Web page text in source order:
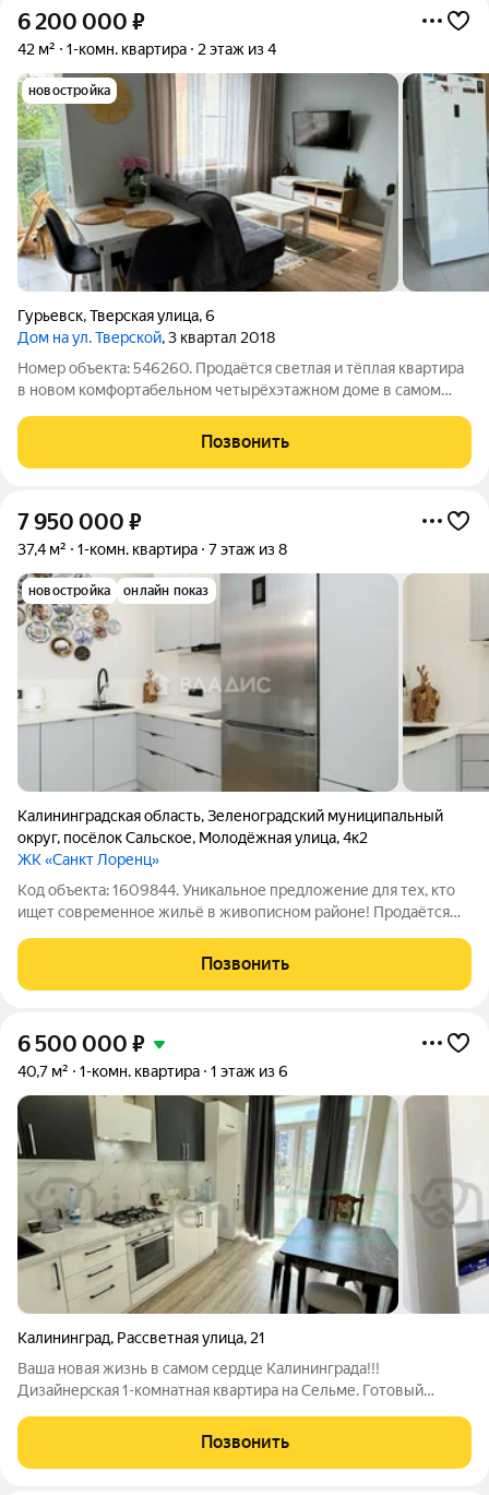
6 200 000 ₽
42 м² 1-комн. квартира 2 этаж из 4
новостройка
Гурьевск,Тверская улица,6
Дом на ул. Тверской, 3 квартал 2018
Номер объекта: 546260. Продаётся светлая и тёплая квартира
в новом комфортабельном четырёхэтажном доме в самом
комфорт, тишину и близость к природе. О квартире: Общая
площадь: 41 м2.Кухня: 10,2
Позвонить
7 950 000 ₽
37,4 м² 1-комн. квартира 7 этаж из 8
новостройка онлайн показ
Калининградская область,Зеленоградский муниципальный
округ, посёлок Сальское, Молодёжная улица,4к2
ЖК «Санкт Лоренц»
Код объекта: 1609844. Уникальное предложение для тех, кто
ищет современное жильё в живописном районе! Продаётся
евродвушка в посёлке Сальское, по адресу Молодёжная улица,
4к2. Поселок расположен в
Позвонить
6 500 000 ₽
40,7 м² 1-комн. квартира 1 этаж из 6
Калининград, Рассветная улица, 21
Ваша новая жизнь в самом сердце Калининграда!!!
Дизайнерская 1-комнатная квартира на Сельме. Готовый
уютом, стилем и локацией. Представляем ваш идеальный
Позвонить